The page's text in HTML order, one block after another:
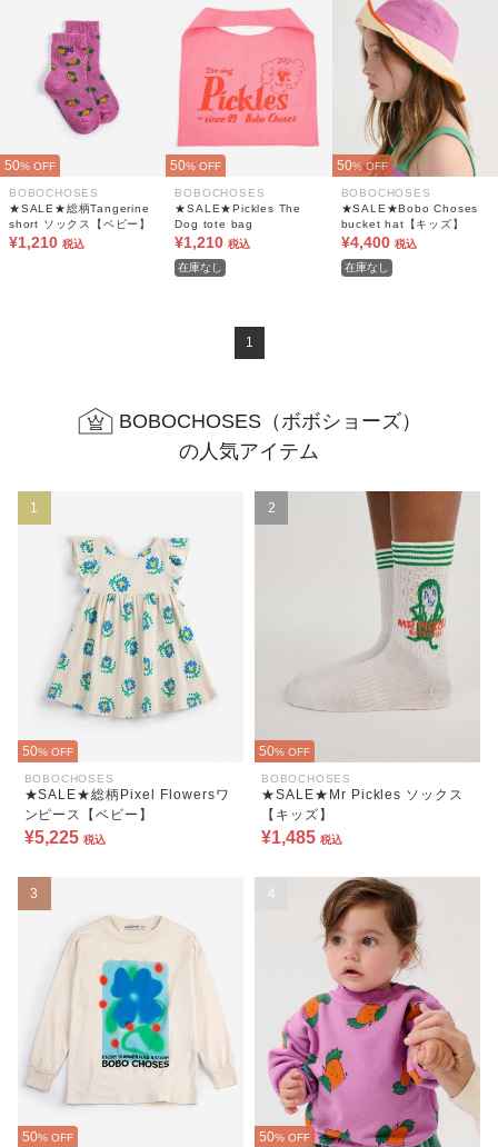
50% OFF
BOBOCHOSES
★SALE★総柄Tangerine
short ソックス【ベビー】
¥1,210 税込
50% OFF
BOBOCHOSES
★SALE★Pickles The
Dog tote bag
¥1,210 税込
在庫なし
50% OFF
BOBOCHOSES
★SALE★Bobo Choses
bucket hat【キッズ】
¥4,400 税込
在庫なし
1
BOBOCHOSES（ボボショーズ）
の人気アイテム
1
50% OFF
BOBOCHOSES
★SALE★総柄Pixel Flowersワ
ンピース【ベビー】
¥5,225 税込
2
50% OFF
BOBOCHOSES
★SALE★Mr Pickles ソックス
【キッズ】
¥1,485 税込
3
50% OFF
4
50% OFF